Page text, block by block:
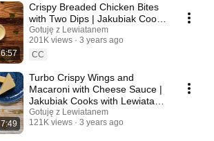
6:57
Crispy Breaded Chicken Bites
with Two Dips | Jakubiak Cooks
with Lewiatan Ep. 4
Gotuję z Lewiatanem
201K views
3 years ago
CC
7:49
Turbo Crispy Wings and
Macaroni with Cheese Sauce |
Jakubiak Cooks with Lewiatan
Ep. 14
Gotuję z Lewiatanem
121K views
3 years ago